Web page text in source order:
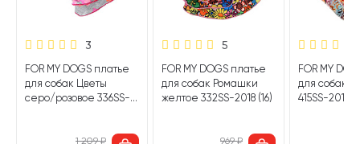
3
FOR MY DOGS платье
для собак Цветы
серо/розовое 336SS-
1 209₽
5
FOR MY DOGS платье
для собак Ромашки
желтое 332SS-2018 (16)
969₽
FOR MY
для собак
415SS-2019